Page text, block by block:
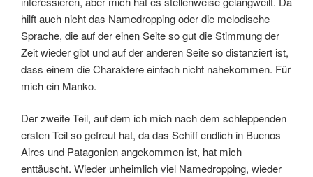
hilft auch nicht das Namedropping oder die melodische
Sprache, die auf der einen Seite so gut die Stimmung der
Zeit wieder gibt und auf der anderen Seite so distanziert ist,
dass einem die Charaktere einfach nicht nahekommen. Für
mich ein Manko.
Der zweite Teil, auf dem ich mich nach dem schleppenden
ersten Teil so gefreut hat, da das Schiff endlich in Buenos
Aires und Patagonien angekommen ist, hat mich
enttäuscht. Wieder unheimlich viel Namedropping, wieder